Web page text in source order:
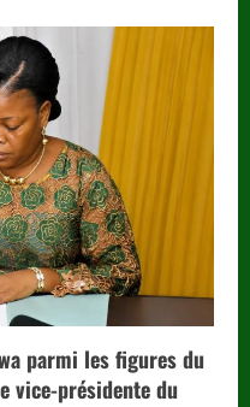
parmi les figures du
vice-présidente du